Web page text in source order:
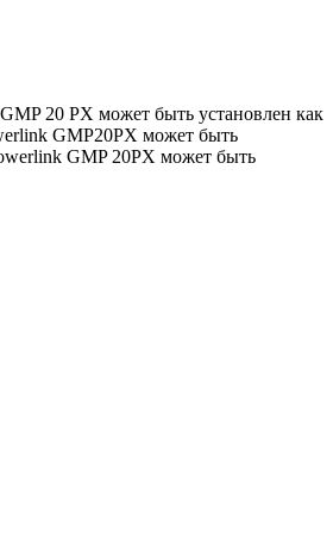
20 PX может быть установлен как
GMP20PX может быть
GMP 20PX может быть